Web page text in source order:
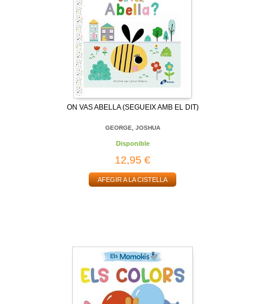
ON VAS ABELLA (SEGUEIX AMB EL DIT)
GEORGE, JOSHUA
Disponible
12,95 €
AFEGIR A LA CISTELLA